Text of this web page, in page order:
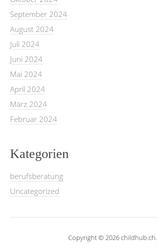
September 2024
August 2024
Juli 2024
Juni 2024
Mai 2024
April 2024
März 2024
Februar 2024
Kategorien
berufsberatung
Uncategorized
Copyright © 2026 childhub.ch.